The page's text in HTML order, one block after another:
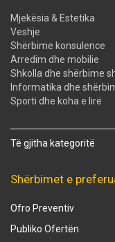
Mjekësia & Estetika
Veshje
Shërbime konsulence
Arredim dhe mobilie
Shkolla dhe shërbime
Informatika dhe
Sporti dhe koha e lirë
Të gjitha kategoritë
Shërbimet e
Ofro Preventiv
Publiko Ofertën